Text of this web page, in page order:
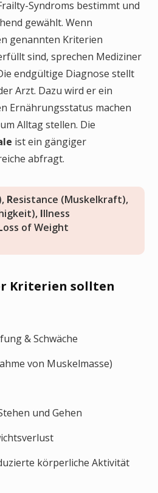
Syn­droms bestimmt und
gewählt. Wenn
genannten Kriterien
sind, sprechen Mediziner
endgültige Diagnose stellt
Arzt. Dazu wird er ein
Ernährungsstatus machen
Alltag stellen. Die
ist ein gängiger
abfragt.
Resistance (Muskelkraft),
Illness
oss of Weight
Kriterien sollten
& Schwäche
von Muskelmasse)
und Gehen
körperliche Aktivität